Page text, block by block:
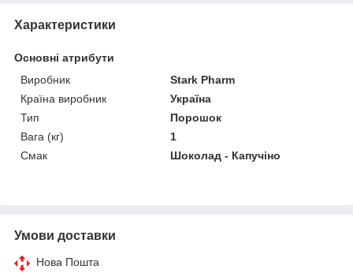
Характеристики
Основні атрибути
Виробник
Stark Pharm
Країна виробник
Україна
Тип
Порошок
Вага (кг)
1
Смак
Шоколад - Капучіно
Умови доставки
Нова Пошта